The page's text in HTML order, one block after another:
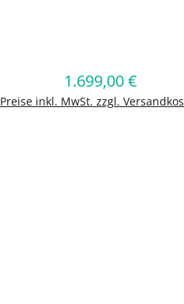
Regulärer Preis:
1.699,00 €
Preise inkl. MwSt. zzgl.
In den Warenkorb